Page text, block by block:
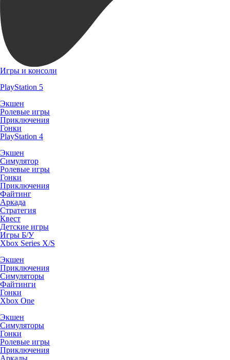
Игры и консоли
PlayStation 5
Экшен
Ролевые игры
Приключения
Гонки
PlayStation 4
Экшен
Симулятор
Ролевые игры
Гонки
Приключения
Файтинг
Аркада
Стратегия
Квест
Детские игры
Игры Б/У
Xbox Series X/S
Экшен
Приключения
Симуляторы
Файтинги
Гонки
Xbox One
Экшен
Симуляторы
Гонки
Ролевые игры
Приключения
Аркады